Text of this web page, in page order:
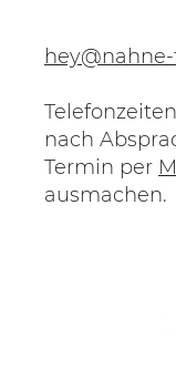
nach
Termin per
ausmachen.